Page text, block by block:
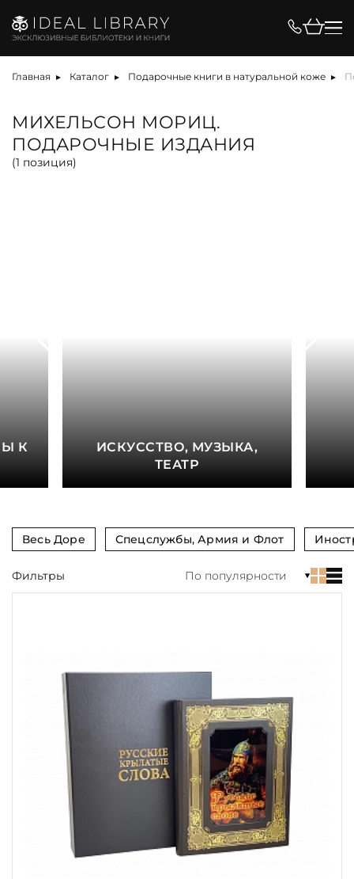
Главная Каталог Подарочные книги в натуральной коже
МИХЕЛЬСОН МОРИЦ.
ПОДАРОЧНЫЕ ИЗДАНИЯ
(1 позиция)
К
ИСКУССТВО, МУЗЫКА,
ТЕАТР
Весь Доре Спецслужбы, Армия и Флот
Цена, ₽
Вид
Язык
Обрез
Тиснение
Переплёт
Фильтры По популярности